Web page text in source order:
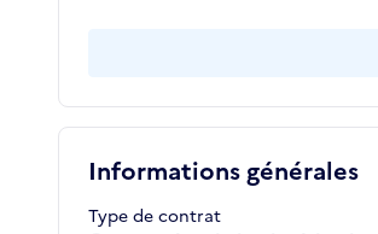
Informations générales
Type de contrat